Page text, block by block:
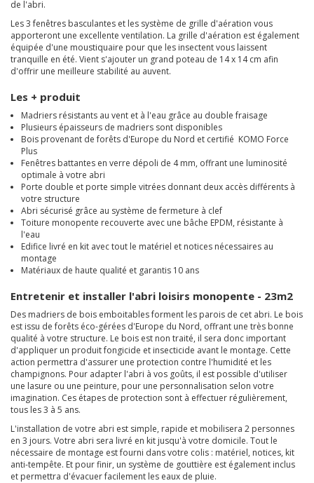
de l'abri.
Les 3 fenêtres basculantes et les système de grille d'aération vous
apporteront une excellente ventilation. La grille d'aération est également
équipée d'une moustiquaire pour que les insectent vous laissent
tranquille en été. Vient s'ajouter un grand poteau de 14 x 14 cm afin
d'offrir une meilleure stabilité au auvent.
Les + produit
Madriers résistants au vent et à l'eau grâce au double fraisage
Plusieurs épaisseurs de madriers sont disponibles
Bois provenant de forêts d'Europe du Nord et certifié KOMO Force
Plus
Fenêtres battantes en verre dépoli de 4 mm, offrant une luminosité
optimale à votre abri
Porte double et porte simple vitrées donnant deux accès différents à
votre structure
Abri sécurisé grâce au système de fermeture à clef
Toiture monopente recouverte avec une bâche EPDM, résistante à
l'eau
Edifice livré en kit avec tout le matériel et notices nécessaires au
montage
Matériaux de haute qualité et garantis 10 ans
Entretenir et installer l'abri loisirs monopente - 23m2
Des madriers de bois emboitables forment les parois de cet abri. Le bois
est issu de forêts éco-gérées d'Europe du Nord, offrant une très bonne
qualité à votre structure. Le bois est non traité, il sera donc important
d'appliquer un produit fongicide et insecticide avant le montage. Cette
action permettra d'assurer une protection contre l'humidité et les
champignons. Pour adapter l'abri à vos goûts, il est possible d'utiliser
une lasure ou une peinture, pour une personnalisation selon votre
imagination. Ces étapes de protection sont à effectuer régulièrement,
tous les 3 à 5 ans.
L'installation de votre abri est simple, rapide et mobilisera 2 personnes
en 3 jours. Votre abri sera livré en kit jusqu'à votre domicile. Tout le
nécessaire de montage est fourni dans votre colis : matériel, notices, kit
anti-tempête. Et pour finir, un système de gouttière est également inclus
et permettra d'évacuer facilement les eaux de pluie.